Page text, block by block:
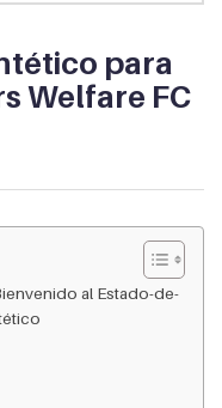
para
Welfare FC
al Estado-de-